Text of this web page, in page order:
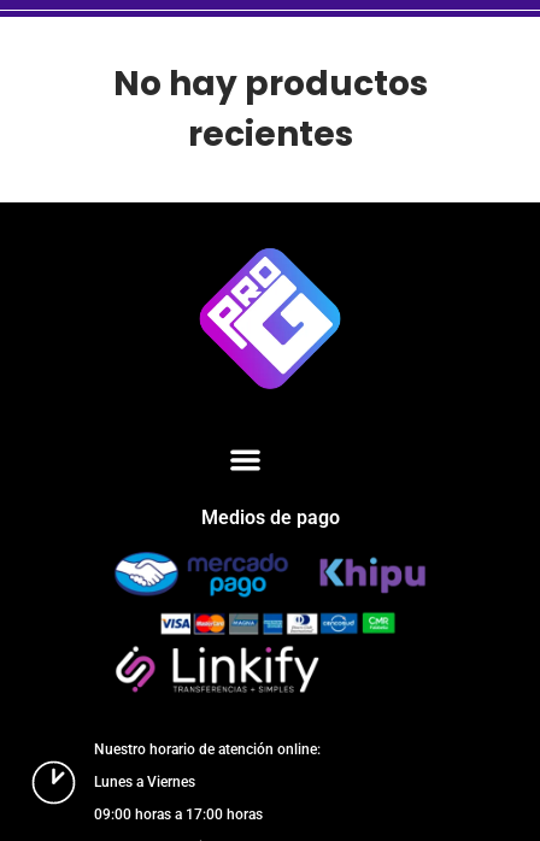
No hay productos
recientes
Medios de pago
Nuestro horario de atención online:
Lunes a Viernes
09:00 horas a 17:00 horas